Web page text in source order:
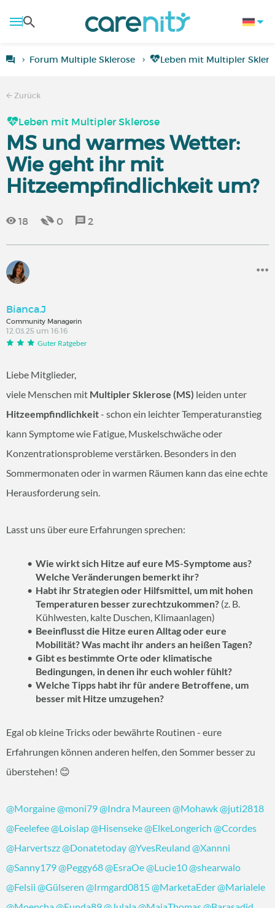
Forum Multiple Sklerose Leben mit Multipler
Zurück
Leben mit Multipler Sklerose
MS und warmes Wetter:
Wie geht ihr mit
Hitzeempfindlichkeit um?
18 0 2
Bianca.J
Community Managerin
12.03.25 um 16:16
Guter Ratgeber
Liebe Mitglieder,
viele Menschen mit Multipler Sklerose (MS) leiden unter
Hitzeempfindlichkeit- schon ein leichter Temperaturanstieg
kann Symptome wie Fatigue, Muskelschwäche oder
Konzentrationsprobleme verstärken. Besonders in den
Sommermonaten oder in warmen Räumen kann das eine echte
Herausforderung sein.
Lasst uns über eure Erfahrungen sprechen:
Wie wirkt sich Hitze auf eure MS-Symptome aus?
Welche Veränderungen bemerkt ihr?
Habt ihr Strategien oder Hilfsmittel, um mit hohen
Temperaturen besser zurechtzukommen? (z. B.
Kühlwesten, kalte Duschen, Klimaanlagen)
Beeinflusst die Hitze euren Alltag oder eure
Mobilität? Was macht ihr anders an heißen Tagen?
Gibt es bestimmte Orte oder klimatische
Bedingungen, in denen ihr euch wohler fühlt?
Welche Tipps habt ihr für andere Betroffene, um
besser mit Hitze umzugehen?
Egal ob kleine Tricks oder bewährte Routinen - eure
Erfahrungen können anderen helfen, den Sommer besser zu
überstehen! 😊
@Morgaine@moni79@Indra Maureen @Mohawk@juti2818
@Feelefee@Loislap@Hisenseke@ElkeLongerich @Ccordes
@Harvertszz@Donatetoday@YvesReuland @Xannni
@Sanny179@Peggy68@EsraOe@Lucie10@shearwalo
@Felsii @Gülseren @Irmgard0815@MarketaEder@Marialele